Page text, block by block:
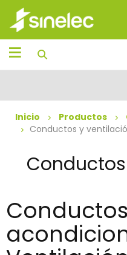
Saltar
contenido
Saltar
menú
de
navegación
Inicio Productos
Conductos y